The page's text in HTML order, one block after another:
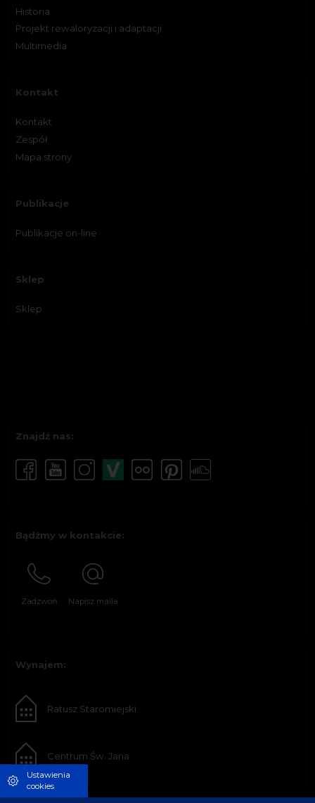
Historia
Projekt rewaloryzacji i adaptacji
Multimedia
Kontakt
Kontakt
Zespół
Mapa strony
Publikacje
Publikacje on-line
Sklep
Sklep
Znajdź nas:
Bądźmy w kontakcie:
Zadzwoń Napisz maila
Wynajem:
Ratusz Staromiejski
Centrum Św. Jana
Ustawienia
cookies